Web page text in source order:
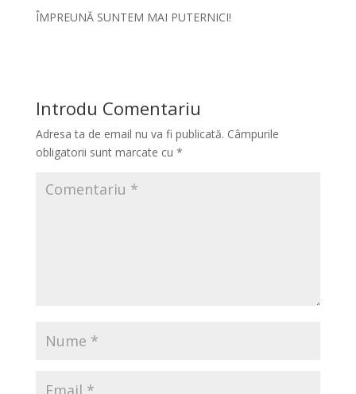
ÎMPREUNĂ SUNTEM MAI PUTERNICI!
Introdu Comentariu
Adresa ta de email nu va fi publicată. Câmpurile
obligatorii sunt marcate cu *